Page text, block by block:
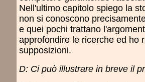
Nell'ultimo capitolo spiego la
non si conoscono
e quei pochi trattano
approfondire le ricerche ed ho
supposizioni.
D: Ci può illustrare in breve il